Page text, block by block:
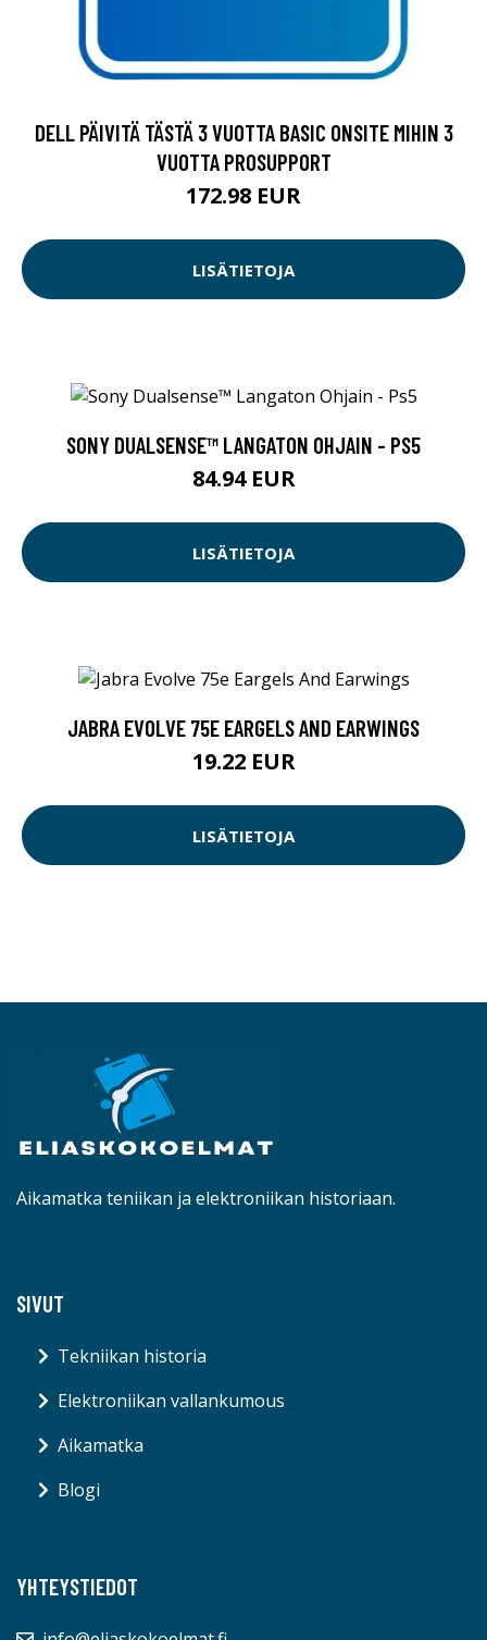
DELL PÄIVITÄ TÄSTÄ 3 VUOTTA BASIC ONSITE MIHIN 3
VUOTTA PROSUPPORT
172.98 EUR
LISÄTIETOJA
SONY DUALSENSE™ LANGATON OHJAIN - PS5
84.94 EUR
LISÄTIETOJA
JABRA EVOLVE 75E EARGELS AND EARWINGS
19.22 EUR
LISÄTIETOJA
Aikamatka teniikan ja elektroniikan historiaan.
SIVUT
Tekniikan historia
Elektroniikan vallankumous
Aikamatka
Blogi
YHTEYSTIEDOT